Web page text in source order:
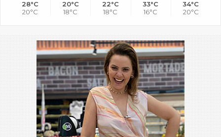
28°C
20°C
20°C
18°C
22°C
18°C
33°C
16°C
34°C
20°C